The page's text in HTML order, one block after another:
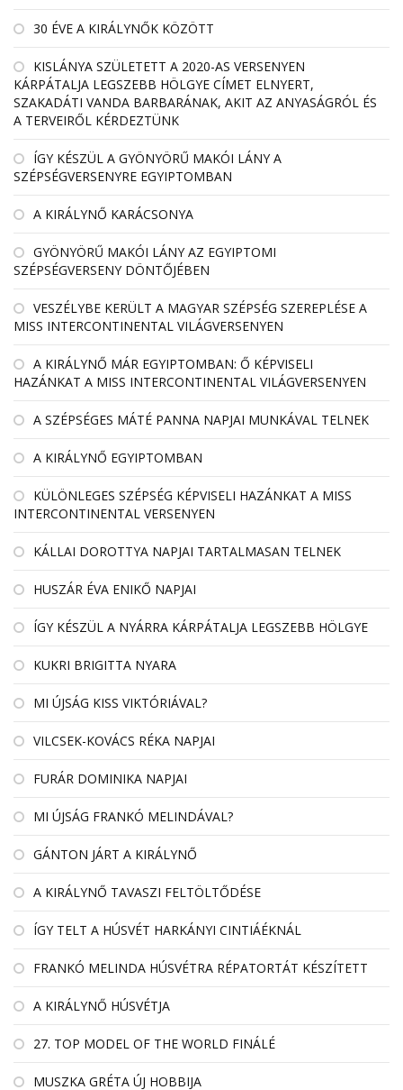
30 ÉVE A KIRÁLYNŐK KÖZÖTT
KISLÁNYA SZÜLETETT A 2020-AS VERSENYEN
KÁRPÁTALJA LEGSZEBB HÖLGYE CÍMET ELNYERT,
SZAKADÁTI VANDA BARBARÁNAK, AKIT AZ ANYASÁGRÓL ÉS
A TERVEIRŐL KÉRDEZTÜNK
ÍGY KÉSZÜL A GYÖNYÖRŰ MAKÓI LÁNY A
SZÉPSÉGVERSENYRE EGYIPTOMBAN
A KIRÁLYNŐ KARÁCSONYA
GYÖNYÖRŰ MAKÓI LÁNY AZ EGYIPTOMI
SZÉPSÉGVERSENY DÖNTŐJÉBEN
VESZÉLYBE KERÜLT A MAGYAR SZÉPSÉG SZEREPLÉSE A
MISS INTERCONTINENTAL VILÁGVERSENYEN
A KIRÁLYNŐ MÁR EGYIPTOMBAN: Ő KÉPVISELI
HAZÁNKAT A MISS INTERCONTINENTAL VILÁGVERSENYEN
A SZÉPSÉGES MÁTÉ PANNA NAPJAI MUNKÁVAL TELNEK
A KIRÁLYNŐ EGYIPTOMBAN
KÜLÖNLEGES SZÉPSÉG KÉPVISELI HAZÁNKAT A MISS
INTERCONTINENTAL VERSENYEN
KÁLLAI DOROTTYA NAPJAI TARTALMASAN TELNEK
HUSZÁR ÉVA ENIKŐ NAPJAI
ÍGY KÉSZÜL A NYÁRRA KÁRPÁTALJA LEGSZEBB HÖLGYE
KUKRI BRIGITTA NYARA
MI ÚJSÁG KISS VIKTÓRIÁVAL?
VILCSEK-KOVÁCS RÉKA NAPJAI
FURÁR DOMINIKA NAPJAI
MI ÚJSÁG FRANKÓ MELINDÁVAL?
GÁNTON JÁRT A KIRÁLYNŐ
A KIRÁLYNŐ TAVASZI FELTÖLTŐDÉSE
ÍGY TELT A HÚSVÉT HARKÁNYI CINTIÁÉKNÁL
FRANKÓ MELINDA HÚSVÉTRA RÉPATORTÁT KÉSZÍTETT
A KIRÁLYNŐ HÚSVÉTJA
27. TOP MODEL OF THE WORLD FINÁLÉ
MUSZKA GRÉTA ÚJ HOBBIJA